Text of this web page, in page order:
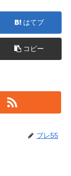
はてブ
コピー
ブレ55